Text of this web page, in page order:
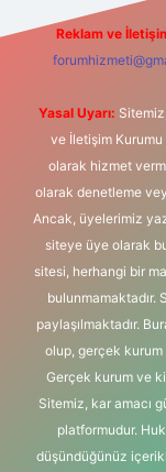
Reklam ve
Yasal Uyarı:
ve İletişim Kurumu
olarak hizmet
olarak denetleme
Ancak, üyelerimiz
siteye üye olarak
sitesi, herhangi bir
bulunmamaktadır.
paylaşılmaktadır.
olup, gerçek kurum
Gerçek kurum ve
Sitemiz, kar amacı
platformudur.
düşündüğünüz